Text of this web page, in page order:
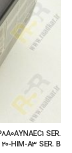
SER.
HIM-A3 SER. B